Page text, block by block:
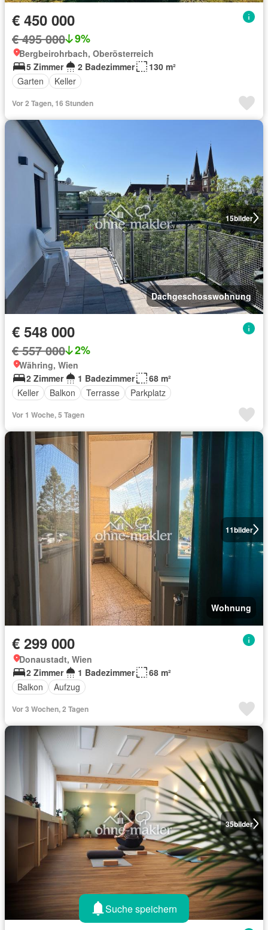
€ 450 000
€ 495 000 9%
Bergbeirohrbach, Oberösterreich
5 Zimmer
2 Badezimmer
130 m²
Garten
Keller
Vor 2 Tagen, 16 Stunden
15bilder
Dachgeschosswohnung
€ 548 000
€ 557 000 2%
Währing, Wien
2 Zimmer
1 Badezimmer
68 m²
Keller
Balkon Terrasse Parkplatz
Vor 1 Woche, 5 Tagen
11bilder
Wohnung
€ 299 000
Donaustadt, Wien
2 Zimmer
1 Badezimmer
68 m²
Balkon
Aufzug
Vor 3 Wochen, 2 Tagen
35bilder
Suche speichern